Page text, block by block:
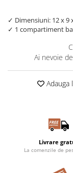
✓ Dimensiuni: 12 x 9
✓ 1 compartiment
Ai nevoie
Adauga
Livrare
La comenzile de